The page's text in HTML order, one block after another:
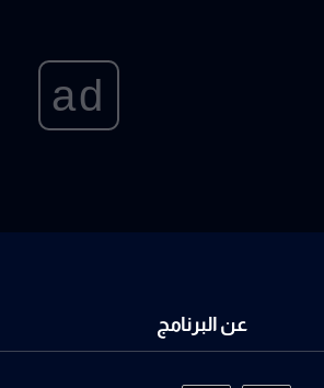
ad
عن البرنامج